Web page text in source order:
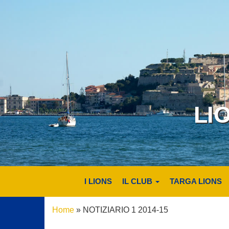
I LIONS IL CLUB TARGA LIONS
Home » NOTIZIARIO 1 2014-15